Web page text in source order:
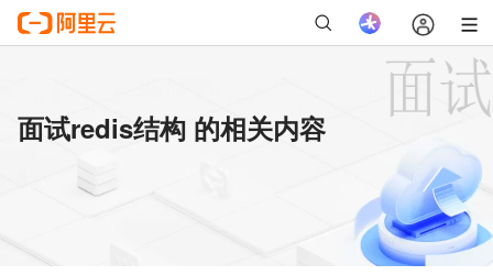
面试redis结构 的相关内容